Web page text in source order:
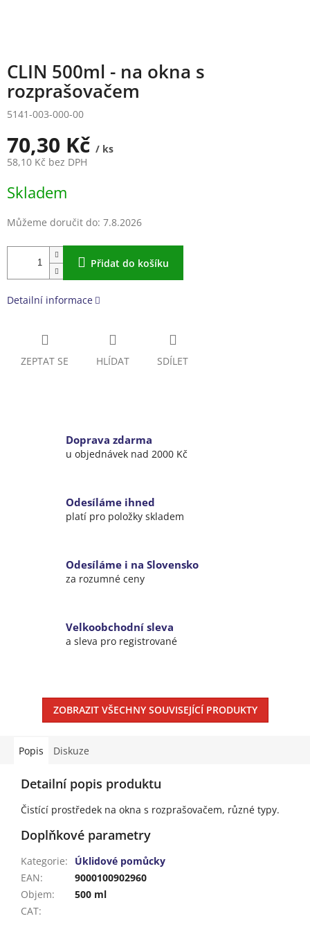
CLIN 500ml - na okna s
rozprašovačem
5141-003-000-00
70,30 Kč / ks
58,10 Kč bez DPH
cena:
Skladem
Můžeme doručit do: 7.8.2026
Přidat do košíku
Detailní informace
ZEPTAT SE HLÍDAT SDÍLET
Doprava zdarma
u objednávek nad 2000 Kč
Odesíláme ihned
platí pro položky skladem
Odesíláme i na Slovensko
za rozumné ceny
Velkoobchodní sleva
a sleva pro registrované
ZOBRAZIT VŠECHNY SOUVISEJÍCÍ PRODUKTY
Popis Diskuze
Detailní popis produktu
Čistící prostředek na okna s rozprašovačem, různé typy.
Doplňkové parametry
Kategorie:
Úklidové pomůcky
EAN:
9000100902960
Objem:
500 ml
CAT: